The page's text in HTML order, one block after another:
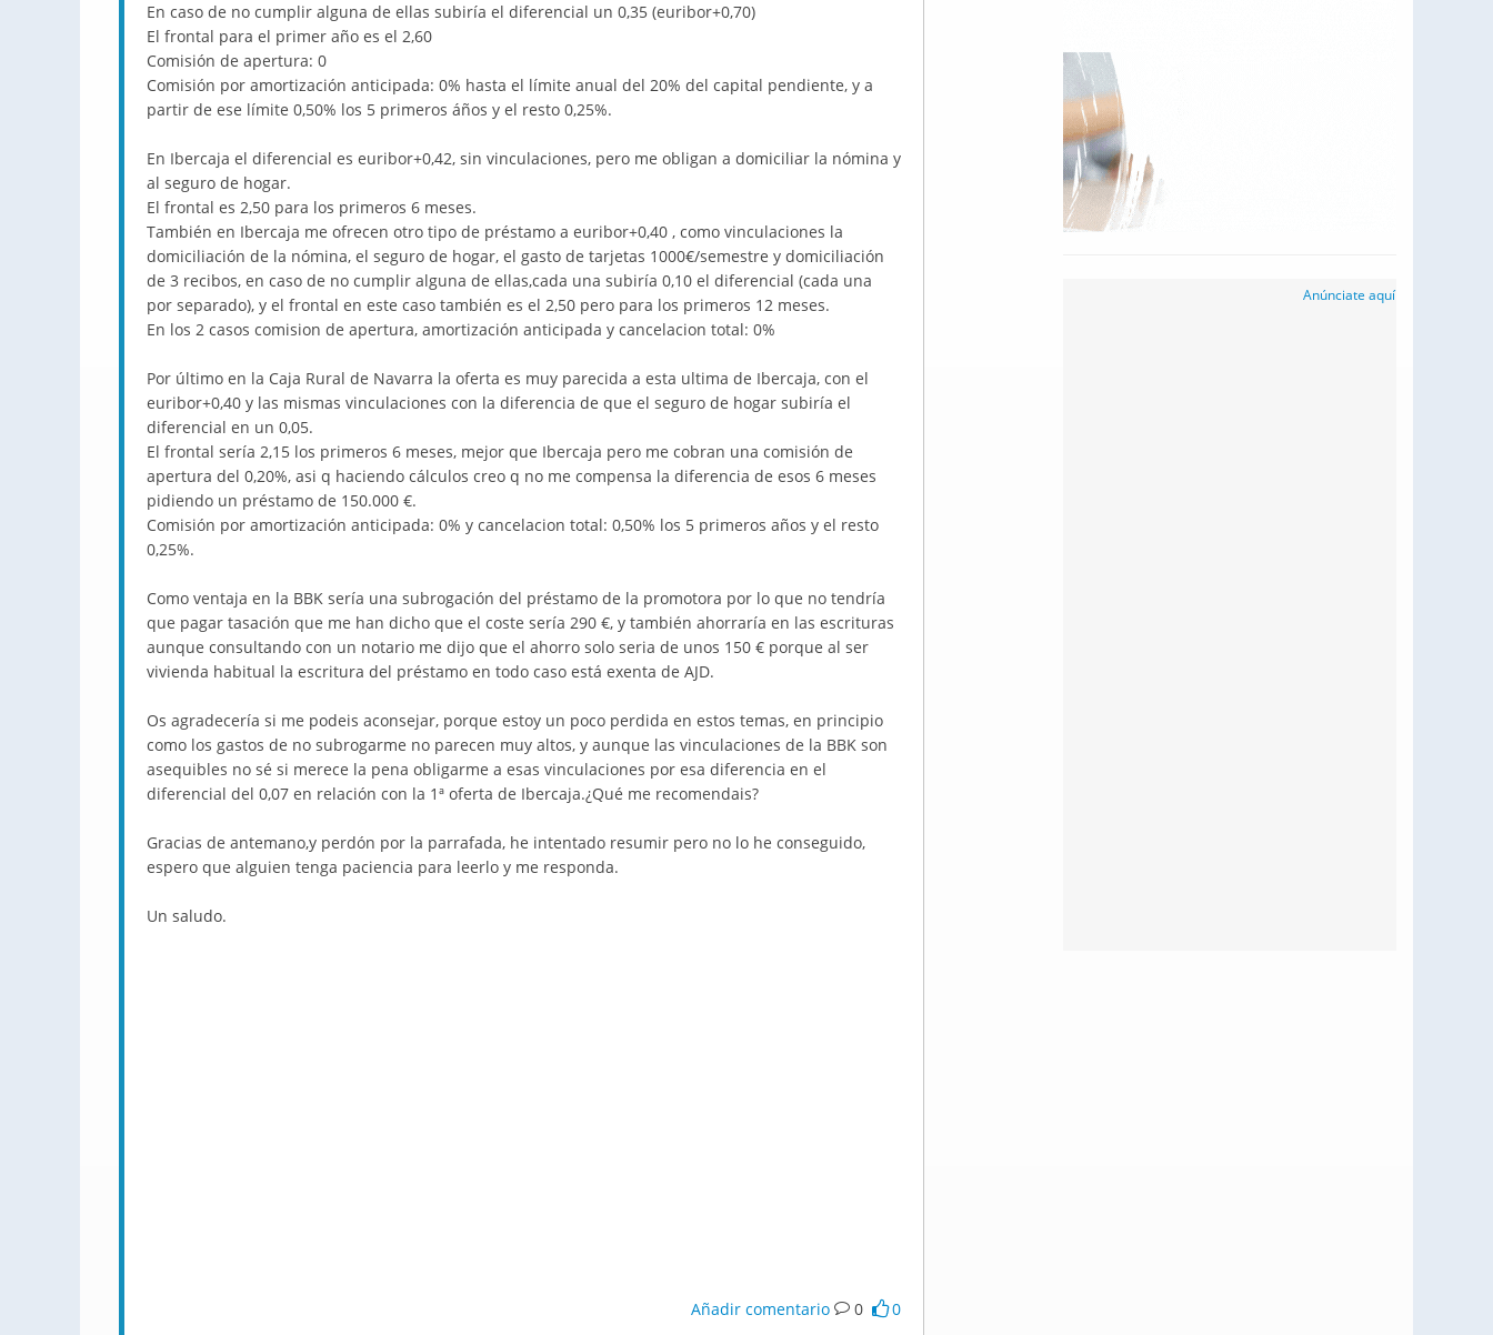
En caso de no cumplir alguna de ellas subiría el diferencial un 0,35 (euribor+0,70)
El frontal para el primer año es el 2,60
Comisión de apertura: 0
Comisión por amortización anticipada: 0% hasta el límite anual del 20% del capital pendiente, y a
partir de ese límite 0,50% los 5 primeros áños y el resto 0,25%.
En Ibercaja el diferencial es euribor+0,42, sin vinculaciones, pero me obligan a domiciliar la nómina y
al seguro de hogar.
El frontal es 2,50 para los primeros 6 meses.
También en Ibercaja me ofrecen otro tipo de préstamo a euribor+0,40 , como vinculaciones la
domiciliación de la nómina, el seguro de hogar, el gasto de tarjetas 1000€/semestre y domiciliación
de 3 recibos, en caso de no cumplir alguna de ellas,cada una subiría 0,10 el diferencial (cada una
por separado), y el frontal en este caso también es el 2,50 pero para los primeros 12 meses.
En los 2 casos comision de apertura, amortización anticipada y cancelacion total: 0%
Por último en la Caja Rural de Navarra la oferta es muy parecida a esta ultima de Ibercaja, con el
euribor+0,40 y las mismas vinculaciones con la diferencia de que el seguro de hogar subiría el
diferencial en un 0,05.
El frontal sería 2,15 los primeros 6 meses, mejor que Ibercaja pero me cobran una comisión de
apertura del 0,20%, asi q haciendo cálculos creo q no me compensa la diferencia de esos 6 meses
pidiendo un préstamo de 150.000 €.
Comisión por amortización anticipada: 0% y cancelacion total: 0,50% los 5 primeros años y el resto
0,25%.
Como ventaja en la BBK sería una subrogación del préstamo de la promotora por lo que no tendría
que pagar tasación que me han dicho que el coste sería 290 €, y también ahorraría en las escrituras
aunque consultando con un notario me dijo que el ahorro solo seria de unos 150 € porque al ser
vivienda habitual la escritura del préstamo en todo caso está exenta de AJD.
Os agradecería si me podeis aconsejar, porque estoy un poco perdida en estos temas, en principio
como los gastos de no subrogarme no parecen muy altos, y aunque las vinculaciones de la BBK son
asequibles no sé si merece la pena obligarme a esas vinculaciones por esa diferencia en el
diferencial del 0,07 en relación con la 1ª oferta de Ibercaja.¿Qué me recomendais?
Gracias de antemano,y perdón por la parrafada, he intentado resumir pero no lo he conseguido,
espero que alguien tenga paciencia para leerlo y me responda.
Un saludo.
Añadir comentario 0 0
Anúnciate aquí